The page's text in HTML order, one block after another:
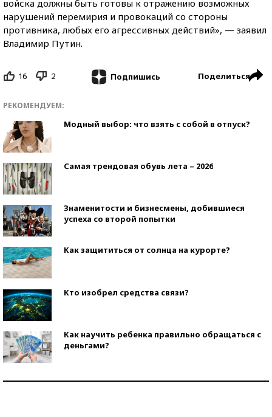
войска должны быть готовы к отражению возможных
нарушений перемирия и провокаций со стороны
противника, любых его агрессивных действий», — заявил
Владимир Путин.
16 2 Подпишись Поделиться
РЕКОМЕНДУЕМ:
Модный выбор: что взять с собой в отпуск?
Самая трендовая обувь лета – 2026
Знаменитости и бизнесмены, добившиеся
успеха со второй попытки
Как защититься от солнца на курорте?
Кто изобрел средства связи?
Как научить ребенка правильно обращаться с
деньгами?